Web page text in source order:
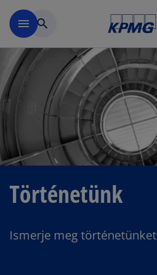
menu search
Történetünk
Ismerje meg történetünket